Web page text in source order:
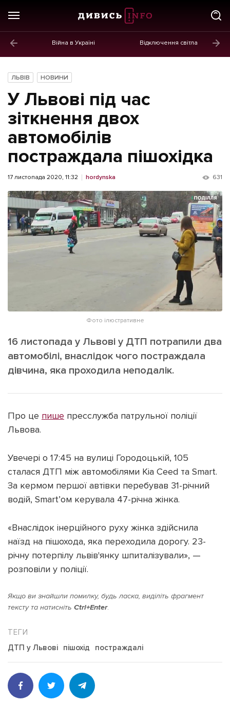
Війна в Україні Відключення світла
Новини
Політика
Економіка
Бізнес
Життя
Культура
Афіша
ІНШЕ
Інтерв'ю
Розслідування
Ініціативи
Лонгріди
Зв'язатися з нами
Політика конфіденційності
Наші соц мережі
ЛЬВІВ НОВИНИ
У Львові під час
зіткнення двох
автомобілів
постраждала пішохідка
17 листопада 2020, 11:32 hordynska 631
Фото ілюстративне
16 листопада у Львові у ДТП потрапили два
автомобілі, внаслідок чого постраждала
дівчина, яка проходила неподалік.
Про це пише пресслужба патрульної поліції
Львова.
Увечері о 17:45 на вулиці Городоцькій, 105
сталася ДТП між автомобілями Kia Ceed та Smart.
За кермом першої автівки перебував 31-річний
водій, Smart’ом керувала 47-річна жінка.
«Внаслідок інерційного руху жінка здійснила
наїзд на пішохода, яка переходила дорогу. 23-
річну потерпілу львів'янку шпиталізували», —
розповіли у поліції.
Якщо ви знайшли помилку, будь ласка, виділіть фрагмент
тексту та натисніть Ctrl+Enter.
ДТП у Львові пішохід постраждалі